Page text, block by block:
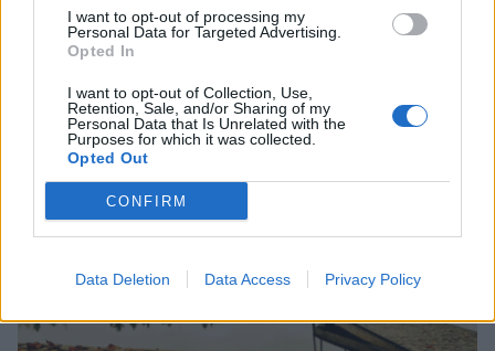
I want to opt-out of processing my
Personal Data for Targeted Advertising.
Opted In
I want to opt-out of Collection, Use,
Retention, Sale, and/or Sharing of my
Personal Data that Is Unrelated with the
Purposes for which it was collected.
Opted Out
CONFIRM
Data Deletion Data Access Privacy Policy
Leskeneläke ei kuulu kaikille –
Kela muistuttaa tärkeästä
ikärajasta
2